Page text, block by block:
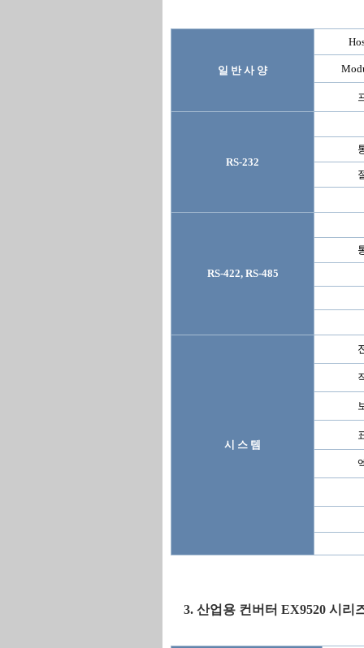
일 반 사 양
RS-232
RS-422, RS-485
시 스 템
3. 산업용 컨버터 EX9520 시리